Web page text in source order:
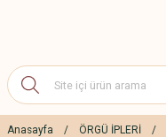
Anasayfa ÖRGÜ İPLERİ